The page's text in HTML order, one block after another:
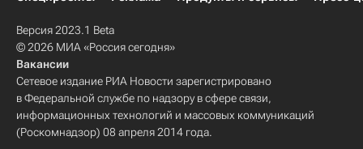
Версия 2023.1 Beta
© 2026 МИА «Россия сегодня»
Вакансии
Сетевое издание РИА Новости зарегистрировано
в Федеральной службе по надзору в сфере связи,
информационных технологий и массовых коммуникаций
(Роскомнадзор) 08 апреля 2014 года.